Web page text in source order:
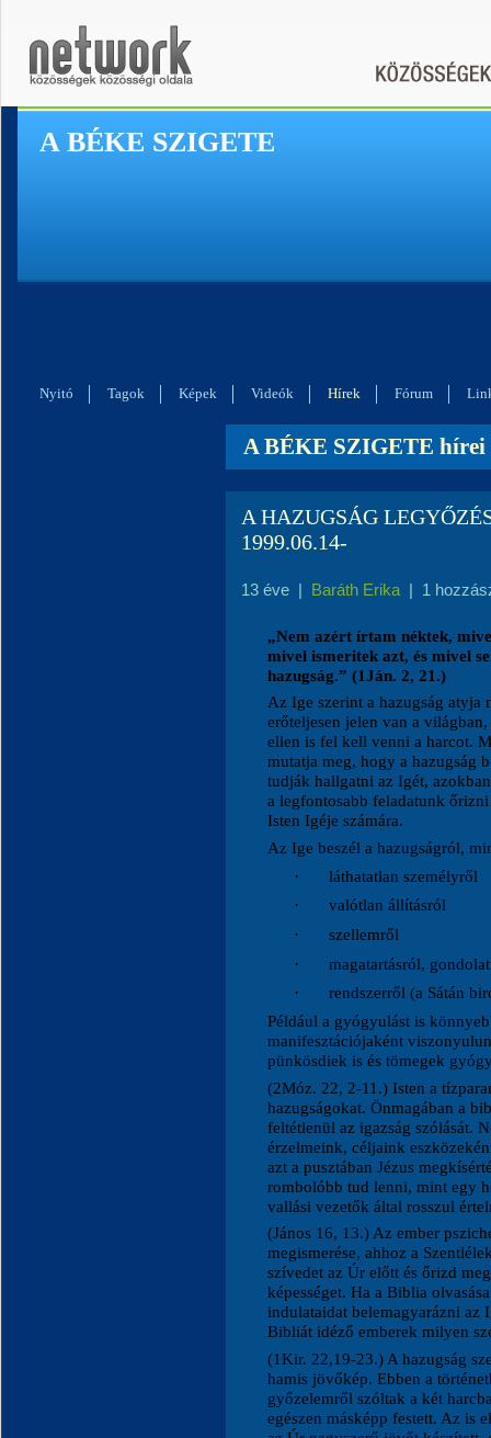
A BÉKE SZIGETE
Nyitó Tagok Képek Videók Hírek Fórum
A BÉKE SZIGETE hírei
A HAZUGSÁG
1999.06.14-
13 éve | Baráth Erika | 1
„Nem azért írtam néktek,
mivel ismeritek azt, és mivel
hazugság.” (1Ján. 2, 21.)
Az Ige szerint a hazugság atyja
erőteljesen jelen van a
ellen is fel kell venni a harcot.
mutatja meg, hogy a hazugság
tudják hallgatni az Igét,
a legfontosabb feladatunk
Isten Igéje számára.
Az Ige beszél a hazugságról,
· láthatatlan személyről
· valótlan állításról
· szellemről
· magatartásról,
·
rendszerről (a Sátán
Például a gyógyulást is
manifesztációjaként
pünkösdiek is és tömegek
(2Móz. 22, 2-11.) Isten a
hazugságokat. Önmagában a
feltétlenül az igazság szólását.
érzelmeink, céljaink
azt a pusztában Jézus
rombolóbb tud lenni, mint egy
vallási vezetők által rosszul
(János 16, 13.) Az ember
megismerése, ahhoz a
szívedet az Úr előtt és őrizd
képességet. Ha a Biblia
indulataidat belemagyarázni az
Bibliát idéző emberek milyen
(1Kir. 22,19-23.) A hazugság
hamis jövőkép. Ebben a
győzelemről szóltak a két
egészen másképp festett. Az is